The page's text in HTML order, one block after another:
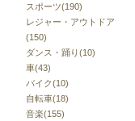
スポーツ(190)
レジャー・アウトドア
(150)
ダンス・踊り(10)
車(43)
バイク(10)
自転車(18)
音楽(155)